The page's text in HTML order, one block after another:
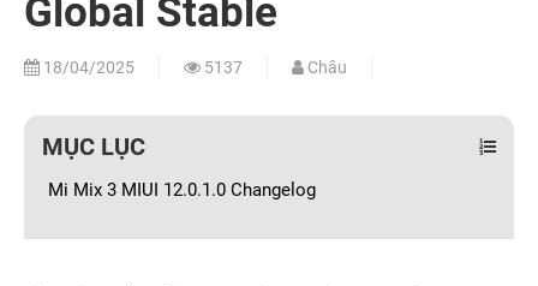
Global Stable
18/04/2025 5137 Châu
MỤC LỤC
Mi Mix 3 MIUI 12.0.1.0 Changelog